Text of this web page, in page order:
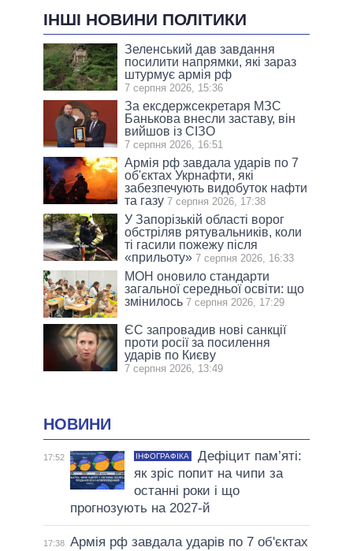
ІНШІ НОВИНИ ПОЛІТИКИ
Зеленський дав завдання
посилити напрямки, які зараз
штурмує армія рф
7 серпня 2026, 15:36
За ексдержсекретаря МЗС
Банькова внесли заставу, він
вийшов із СІЗО
7 серпня 2026, 16:51
Армія рф завдала ударів по 7
об'єктах Укрнафти, які
забезпечують видобуток нафти
та газу 7 серпня 2026, 17:38
У Запорізькій області ворог
обстріляв рятувальників, коли
ті гасили пожежу після
«прильоту» 7 серпня 2026, 16:33
МОН оновило стандарти
загальної середньої освіти: що
змінилось 7 серпня 2026, 17:29
ЄС запровадив нові санкції
проти росії за посилення
ударів по Києву
7 серпня 2026, 13:49
НОВИНИ
17:52 ІНФОГРАФІКА
Дефіцит пам’яті:
як зріс попит на чипи за
останні роки і що
прогнозують на 2027-й
17:38 Армія рф завдала ударів по 7 об'єктах